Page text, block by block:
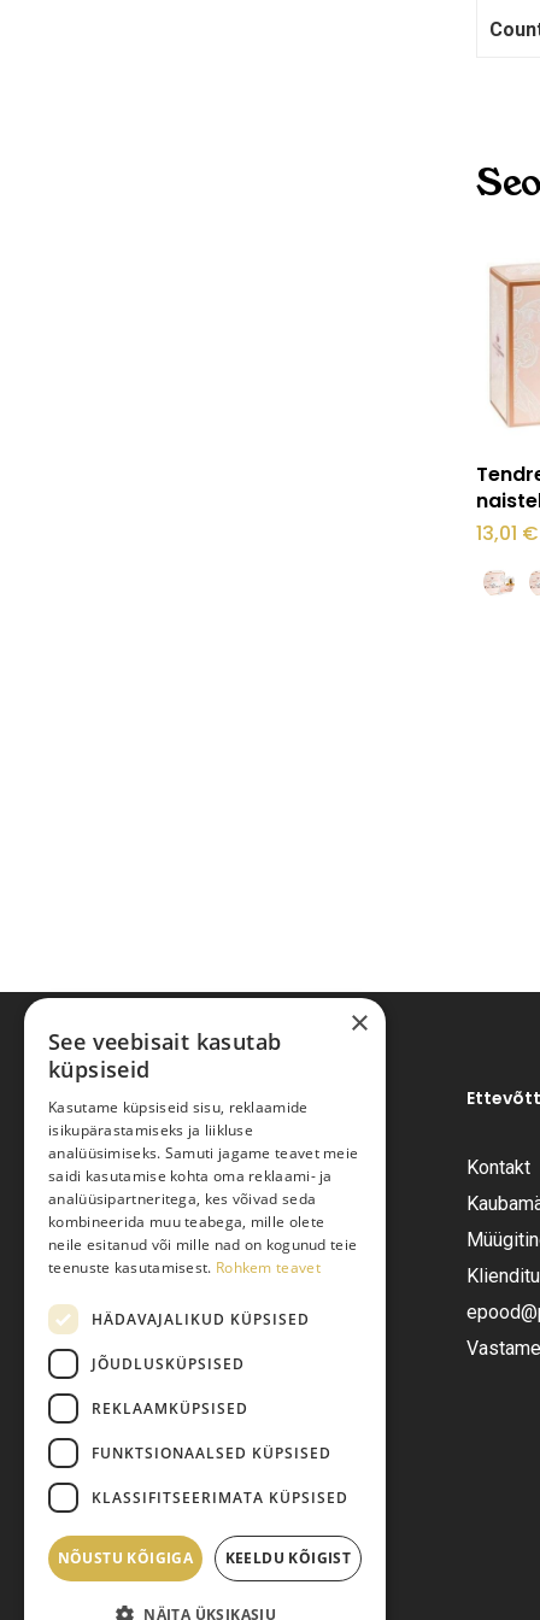
tootel
on
varianti.
13,01 €
Pariisi Vesi OÜ
Tüve 54-2, Tallinn 13418
Telefon: +372 6555282
E-post: epood@pariisivesi.ee
Kontakt
×
See veebisait kasutab
küpsiseid
Kasutame küpsiseid sisu, reklaamide
isikupärastamiseks ja liikluse
analüüsimiseks. Samuti jagame teavet meie
saidi kasutamise kohta oma reklaami- ja
analüüsipartneritega, kes võivad seda
kombineerida muu teabega, mille olete
neile esitanud või mille nad on kogunud teie
teenuste kasutamisest. Rohkem teavet
HÄDAVAJALIKUD KÜPSISED
JÕUDLUSKÜPSISED
REKLAAMKÜPSISED
FUNKTSIONAALSED KÜPSISED
KLASSIFITSEERIMATA KÜPSISED
NÕUSTU KÕIGIGA KEELDU KÕIGIST
NÄITA ÜKSIKASJU